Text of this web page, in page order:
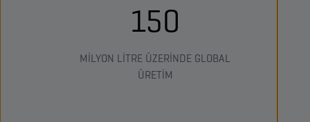
150
MİLYON LİTRE ÜZERİNDE GLOBAL
ÜRETİM​